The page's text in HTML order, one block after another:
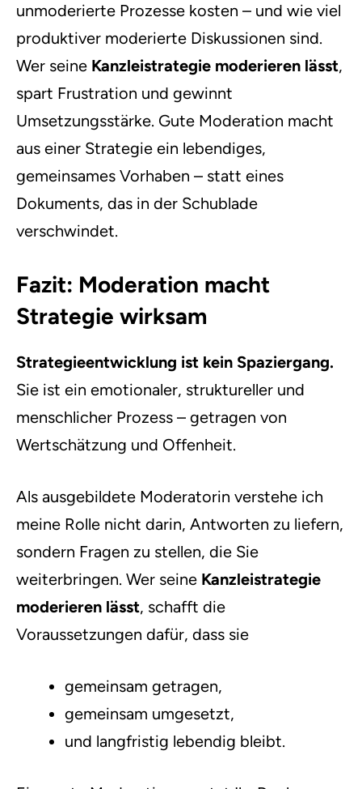
unmoderierte Prozesse kosten – und wie viel
produktiver moderierte Diskussionen sind.
Wer seine Kanzleistrategie moderieren lässt,
spart Frustration und gewinnt
Umsetzungsstärke. Gute Moderation macht
aus einer Strategie ein lebendiges,
gemeinsames Vorhaben – statt eines
Dokuments, das in der Schublade
verschwindet.
Fazit: Moderation macht
Strategie wirksam
Strategieentwicklung ist kein Spaziergang.
Sie ist ein emotionaler, struktureller und
menschlicher Prozess – getragen von
Wertschätzung und Offenheit.
Als ausgebildete Moderatorin verstehe ich
meine Rolle nicht darin, Antworten zu liefern,
sondern Fragen zu stellen, die Sie
weiterbringen. Wer seine Kanzleistrategie
moderieren lässt, schafft die
Voraussetzungen dafür, dass sie
gemeinsam getragen,
gemeinsam umgesetzt,
und langfristig lebendig bleibt.